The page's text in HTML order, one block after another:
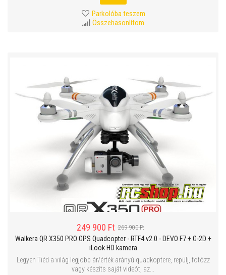
Parkolóba teszem
Összehasonlítom
249 900 Ft 269 900 Ft
Walkera QR X350 PRO GPS Quadcopter - RTF4 v2.0 - DEVO F7 + G-2D +
iLook HD kamera
Legyen Tiéd a világ legjobb ár/érték arányú quadkoptere, repülj, fotózz
vagy készíts saját videót, az...